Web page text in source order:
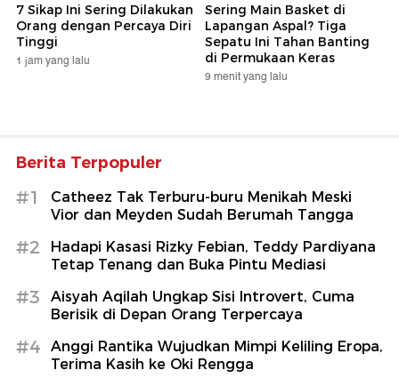
7 Sikap Ini Sering Dilakukan
Orang dengan Percaya Diri
Tinggi
1 jam yang lalu
Sering Main Basket di
Lapangan Aspal? Tiga
Sepatu Ini Tahan Banting
di Permukaan Keras
9 menit yang lalu
Berita Terpopuler
#1
Catheez Tak Terburu-buru Menikah Meski
Vior dan Meyden Sudah Berumah Tangga
#2
Hadapi Kasasi Rizky Febian, Teddy Pardiyana
Tetap Tenang dan Buka Pintu Mediasi
#3
Aisyah Aqilah Ungkap Sisi Introvert, Cuma
Berisik di Depan Orang Terpercaya
#4
Anggi Rantika Wujudkan Mimpi Keliling Eropa,
Terima Kasih ke Oki Rengga